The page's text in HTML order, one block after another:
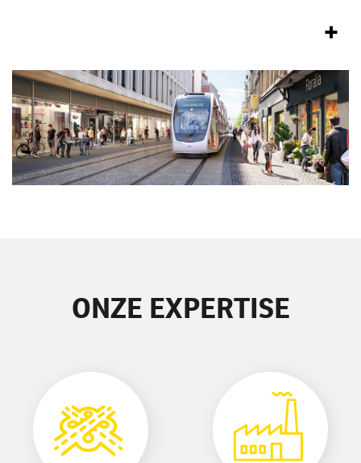
Afbeelding
ONZE EXPERTISE